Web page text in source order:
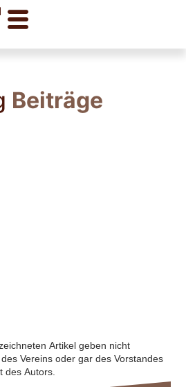
Beiträge
Artikel geben nicht
Vereins oder gar des Vorstandes
des Autors.